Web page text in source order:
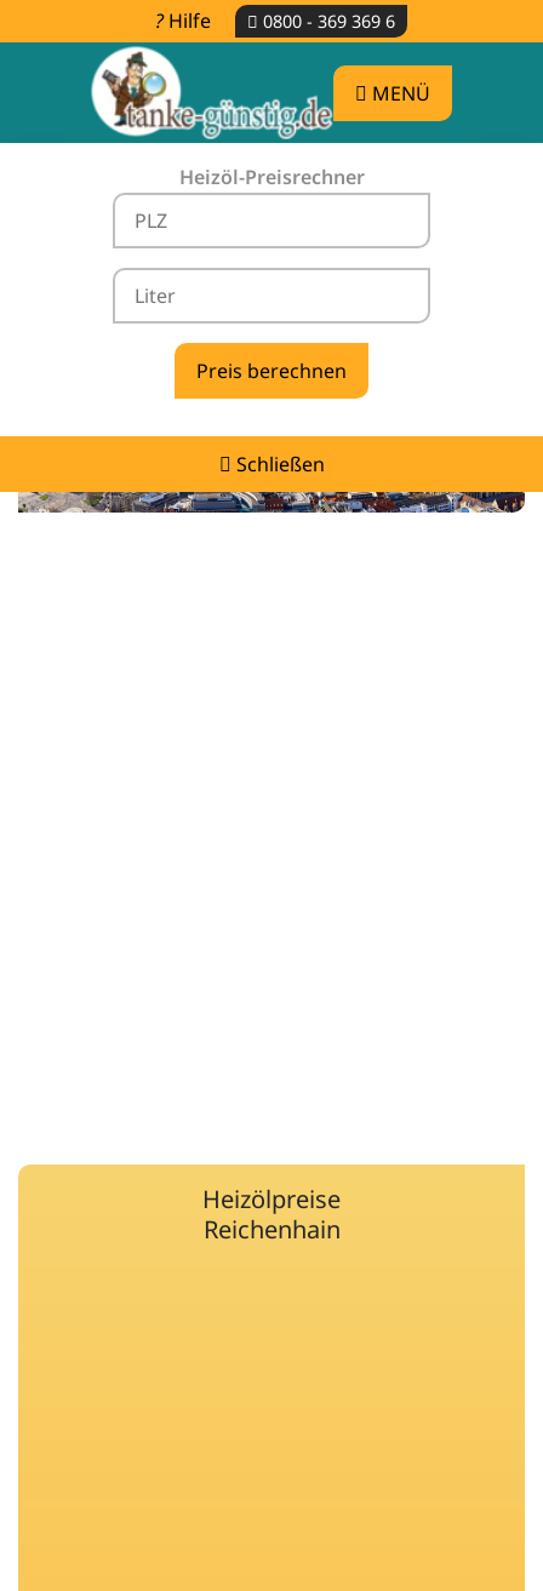
Hilfe 0800 - 369 369 6
MENÜ
Heizöl-Preisrechner
Schließen
Heizölpreise Reichenhain -
vergleichen & günstig tanken
Heizölpreise
Reichenhain